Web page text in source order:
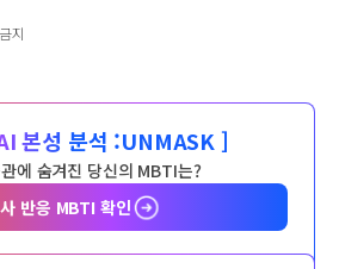
지
본성 분석 :UNMASK ]
에 숨겨진 당신의 MBTI는?
반응 MBTI 확인